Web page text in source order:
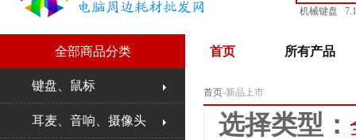
机械键盘
首页 所有产品
全部商品分类
键盘、鼠标
耳麦、音响、摄像头
首页-新品上市
选择类型：